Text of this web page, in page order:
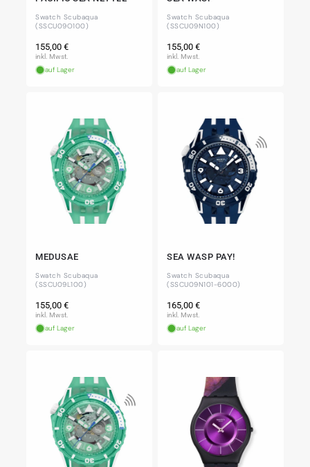
Swatch Scubaqua
(SSCU09O100)
Normaler
Preis
155,00 €
inkl. Mwst.
auf Lager
Swatch Scubaqua
(SSCU09N100)
Normaler
Preis
155,00 €
inkl. Mwst.
auf Lager
MEDUSAE
Swatch Scubaqua
(SSCU09L100)
Normaler
Preis
155,00 €
inkl. Mwst.
auf Lager
SEA WASP PAY!
Swatch Scubaqua
(SSCU09N101-6000)
Normaler
Preis
165,00 €
inkl. Mwst.
auf Lager